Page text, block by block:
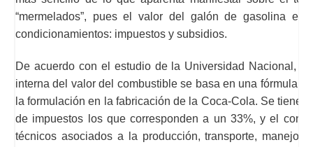
“mermelados”, pues el valor del galón de gasolina
condicionamientos: impuestos y subsidios.
De acuerdo con el estudio de la Universidad Nacional, la
interna del valor del combustible se basa en una fórmula,
la formulación en la fabricación de la Coca-Cola. Se tiene
de impuestos los que corresponden a un 33%, y el
técnicos asociados a la producción, transporte, manejo